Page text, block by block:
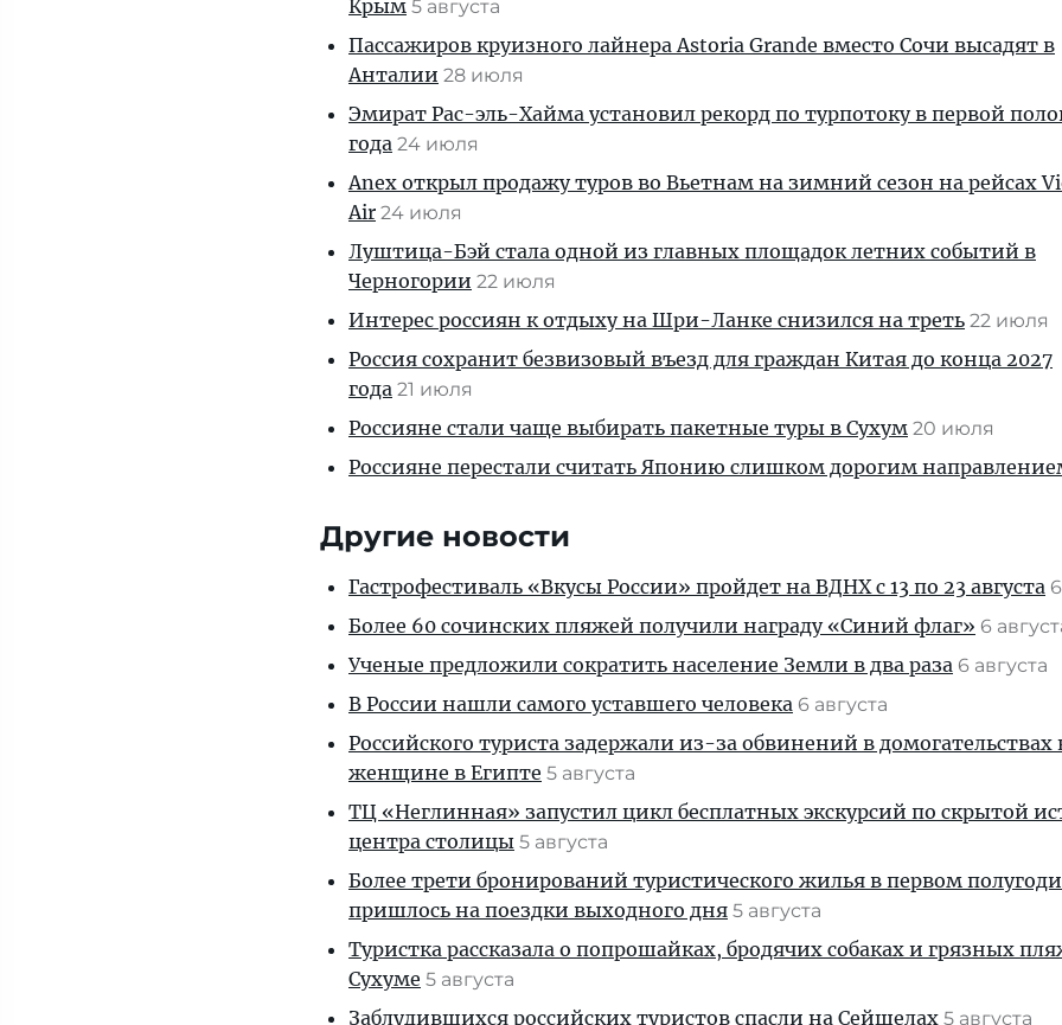
Крым 5 августа
Пассажиров круизного лайнера Astoria Grande вместо Сочи высадят в
Анталии 28 июля
Эмират Рас-эль-Хайма установил рекорд по турпотоку в первой
года 24 июля
Anex открыл продажу туров во Вьетнам на зимний сезон на рейсах
Air 24 июля
Луштица-Бэй стала одной из главных площадок летних событий в
Черногории 22 июля
Интерес россиян к отдыху на Шри-Ланке снизился на треть 22 июля
Россия сохранит безвизовый въезд для граждан Китая до конца 2027
года 21 июля
Россияне стали чаще выбирать пакетные туры в Сухум 20 июля
Россияне перестали считать Японию слишком дорогим
Другие новости
Гастрофестиваль «Вкусы России» пройдет на ВДНХ с 13 по 23 августа
Более 60 сочинских пляжей получили награду «Синий флаг» 6
Ученые предложили сократить население Земли в два раза 6 августа
В России нашли самого уставшего человека 6 августа
Российского туриста задержали из-за обвинений в
женщине в Египте 5 августа
ТЦ «Неглинная» запустил цикл бесплатных экскурсий по скрытой
центра столицы 5 августа
Более трети бронирований туристического жилья в первом
пришлось на поездки выходного дня 5 августа
Туристка рассказала о попрошайках, бродячих собаках и грязных
Сухуме 5 августа
Заблудившихся российских туристов спасли на Сейшелах 5 августа